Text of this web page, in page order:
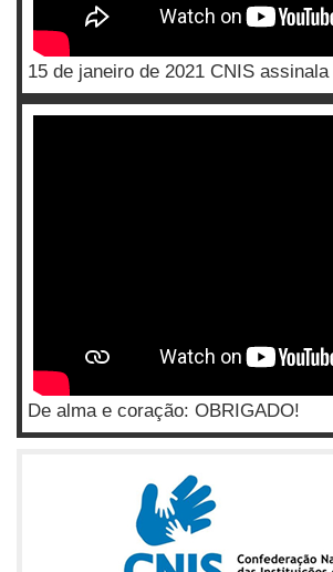
15 de janeiro de 2021 CNIS assinala
De alma e coração: OBRIGADO!